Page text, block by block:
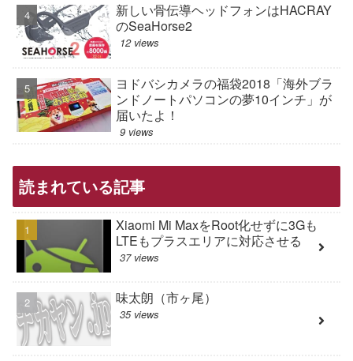
新しい骨伝導ヘッドフォンはHACRAY
のSeaHorse2
12 views
ヨドバシカメラの福袋2018「海外ブラ
ンドノートパソコンの夢10インチ」が
届いたよ！
9 views
読まれている記事
Xiaomi Mi MaxをRoot化せずに3Gも
LTEもプラスエリアに対応させる
37 views
味太朗（市ヶ尾）
35 views